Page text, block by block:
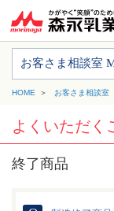
お客さま相談室
HOME お客さま相談室
よくいただく
終了商品